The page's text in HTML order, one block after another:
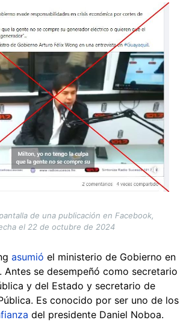
de una publicación en Facebook,
el 22 de octubre de 2024
asumió el ministerio de Gobierno en
se desempeñó como secretario
y del Estado y secretario de
Es conocido por ser uno de los
del presidente Daniel Noboa.